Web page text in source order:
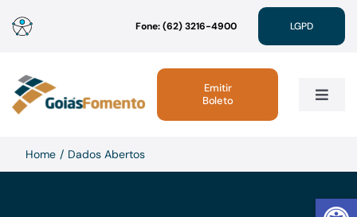
Abrir
para
conteúdo
Fone: (62) 3216-4900 LGPD
Toggle
Institucional
Emitir
Boleto
Home Dados Abertos